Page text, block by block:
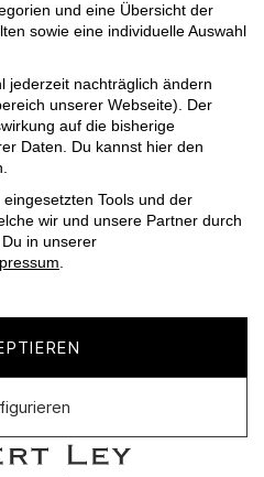
und eine Übersicht der
sowie eine individuelle Auswahl
jederzeit nachträglich ändern
unserer Webseite). Der
auf die bisherige
Daten. Du kannst hier den
Tools und der
wir und unsere Partner durch
in unserer
.